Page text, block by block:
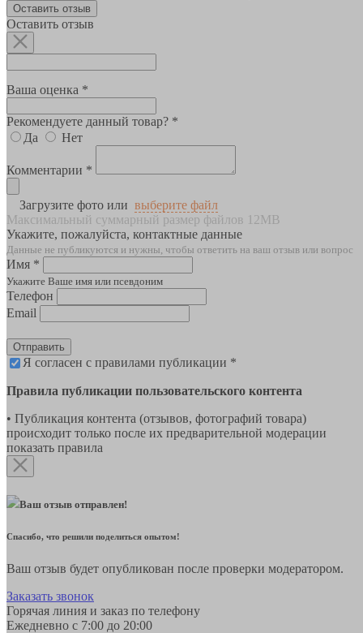
Оставить отзыв
Оставить отзыв
Ваша оценка *
Рекомендуете данный товар? *
Да
Нет
Комментарии *
Загрузите фото или выберите файл
Максимальный суммарный размер файлов 12MB
Укажите, пожалуйста, контактные данные
Данные не публикуются и нужны, чтобы ответить на ваш отзыв или вопрос
Имя *
Укажите Ваше имя или псевдоним
Телефон
Email
Отправить
Я согласен с правилами публикации *
Правила публикации пользовательского контента
• Публикация контента (отзывов, фотографий товара)
происходит только после их предварительной модерации
показать правила
Ваш отзыв отправлен!
Спасибо, что решили поделиться опытом!
Ваш отзыв будет опубликован после проверки модератором.
Заказать звонок
Горячая линия и заказ по телефону
Ежедневно с 7:00 до 20:00